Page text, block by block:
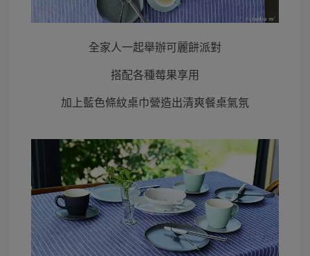
全家人一起舉辦可麗餅派對
搭配各種莓果享用
加上藍色條紋桌巾營造出清爽餐桌氣氛